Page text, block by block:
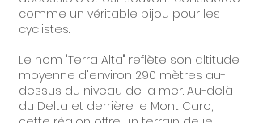
comme un véritable bijou pour les
cyclistes.
Le nom "Terra Alta" reflète son altitude
moyenne d'environ 290 mètres au-
dessus du niveau de la mer. Au-delà
du Delta et derrière le Mont Caro,